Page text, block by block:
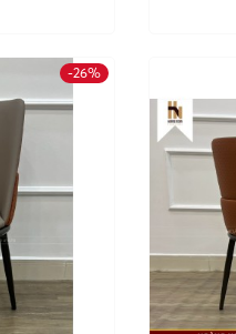
-26%